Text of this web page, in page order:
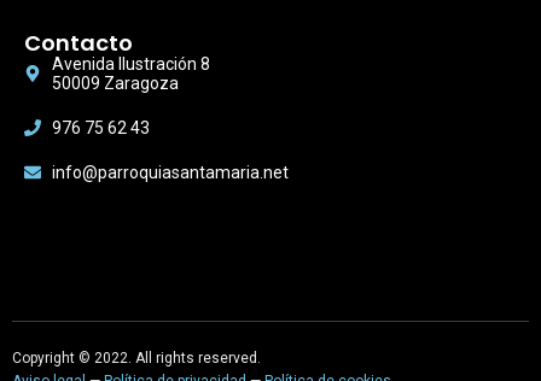
Contacto
Avenida Ilustración 8
50009 Zaragoza
976 75 62 43
info@parroquiasantamaria.net
Copyright © 2022. All rights reserved.